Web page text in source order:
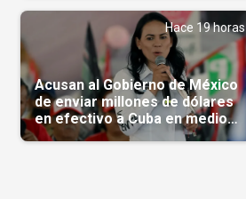
Hace 19 horas
Acusan al Gobierno de México
de enviar millones de dólares
en efectivo a Cuba en medio
de la crisis de la Isla